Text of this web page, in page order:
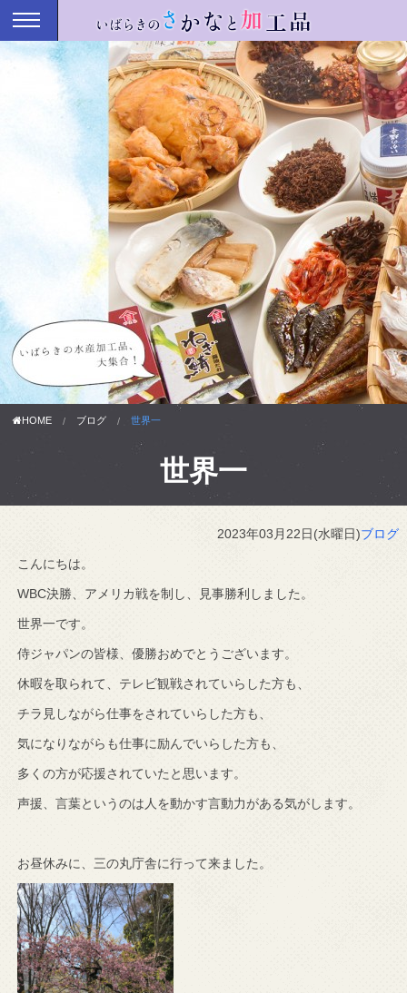
HOME ブログ 世界一
世界一
2023年03月22日(水曜日)ブログ
こんにちは。
WBC決勝、アメリカ戦を制し、見事勝利しました。
世界一です。
侍ジャパンの皆様、優勝おめでとうございます。
休暇を取られて、テレビ観戦されていらした方も、
チラ見しながら仕事をされていらした方も、
気になりながらも仕事に励んでいらした方も、
多くの方が応援されていたと思います。
声援、言葉というのは人を動かす言動力がある気がします。
お昼休みに、三の丸庁舎に行って来ました。